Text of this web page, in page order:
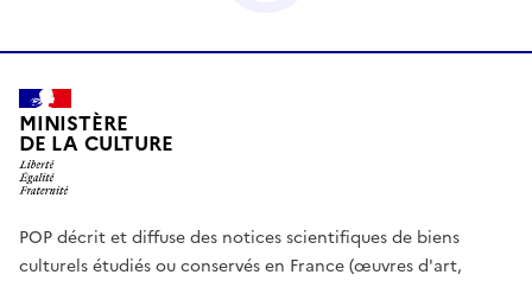
MINISTÈRE
DE LA CULTURE
POP décrit et diffuse des notices scientifiques de biens
culturels étudiés ou conservés en France (œuvres d'art,